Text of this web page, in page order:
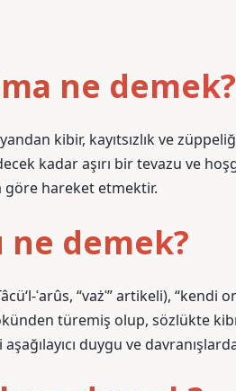
ne demek?
kibir, kayıtsızlık ve
kadar aşırı bir tevazu ve
hareket etmektir.
ne demek?
ʿarûs, “vażʿ” artikeli),
türemiş olup, sözlükte
duygu ve